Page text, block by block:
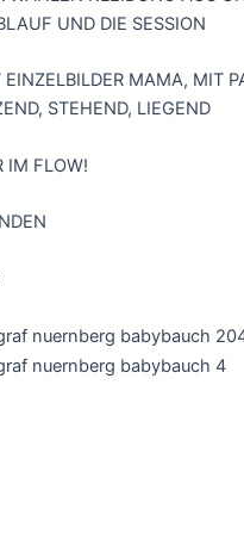
UND DIE SESSION
MAMA, MIT
STEHEND, LIEGEND
IM FLOW!